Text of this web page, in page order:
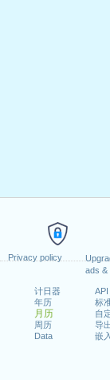
Privacy policy
ads &
计日器
年历
月历
周历
Data
标
自
导
嵌